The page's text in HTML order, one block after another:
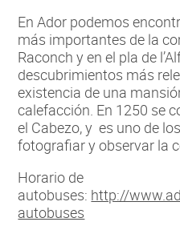
En Ador podemos
más importantes de la
Raconch y en el pla de
descubrimientos más
existencia de una
calefacción. En 1250 se
el Cabezo, y es uno de
fotografiar y observar la
Horario de
autobuses: http://
autobuses